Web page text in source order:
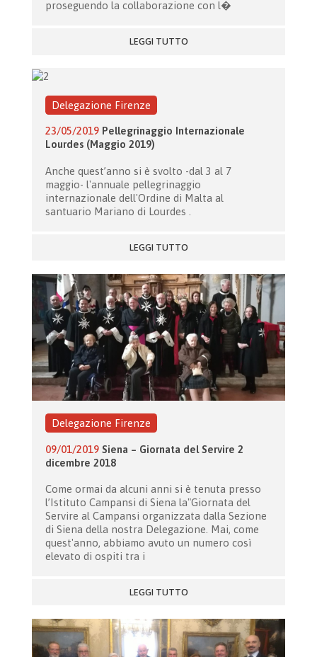
proseguendo la collaborazione con l�
LEGGI TUTTO
Delegazione Firenze
23/05/2019 Pellegrinaggio Internazionale
Lourdes (Maggio 2019)
Anche quest’anno si è svolto -dal 3 al 7
maggio- l'annuale pellegrinaggio
internazionale dell'Ordine di Malta al
santuario Mariano di Lourdes .
LEGGI TUTTO
Delegazione Firenze
09/01/2019 Siena – Giornata del Servire 2
dicembre 2018
Come ormai da alcuni anni si è tenuta presso
l’Istituto Campansi di Siena la"Giornata del
Servire al Campansi organizzata dalla Sezione
di Siena della nostra Delegazione. Mai, come
quest'anno, abbiamo avuto un numero così
elevato di ospiti tra i
LEGGI TUTTO